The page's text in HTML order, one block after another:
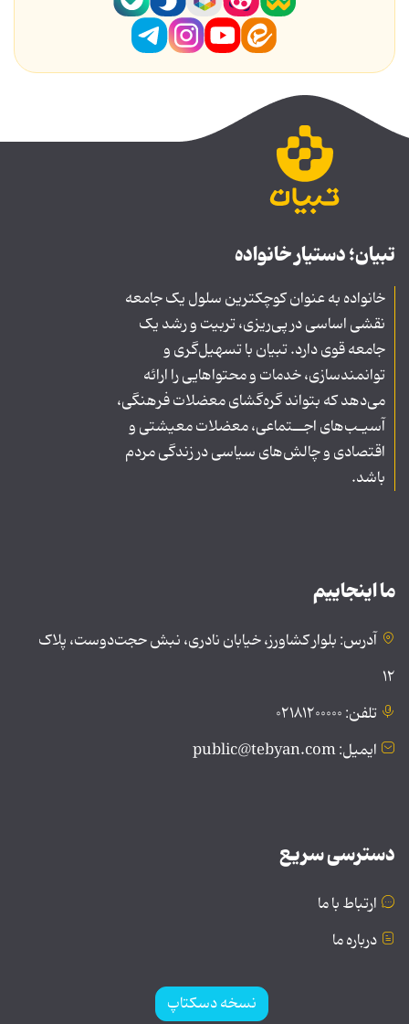
تبیان؛ دستیار خانواده
خانواده به عنوان کوچکترین سلول یک جامعه
نقشی اساسی در پی‌ریزی، تربیت و رشد یک
جامعه قوی دارد. تبیان با تسهیل‌گری و
توانمندسازی، خدمات و محتواهایی را ارائه
می‌دهد که بتواند گره‌گشای معضلات فرهنگی،
آسیـب‌های اجــتماعی، معضلات معیشتی و
اقتصادی و چالش‌های سیاسی در زندگی مردم
باشد.
ما اینجاییم
آدرس: بلوار کشاورز، خیابان نادری، نبش حجت‌دوست، پلاک
۱۲
تلفن: ۰۲۱۸۱۲۰۰۰۰۰
ایمیل: public@tebyan.com
دسترسی سریع
ارتباط با ما
درباره ما
نسخه دسکتاپ